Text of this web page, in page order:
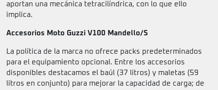
aportan una mecánica tetracilíndrica, con lo que ello
implica.
Accesorios Moto Guzzi V100 Mandello/S
La política de la marca no ofrece packs predeterminados
para el equipamiento opcional. Entre los accesorios
disponibles destacamos el baúl (37 litros) y maletas (59
litros en conjunto) para mejorar la capacidad de carga; de